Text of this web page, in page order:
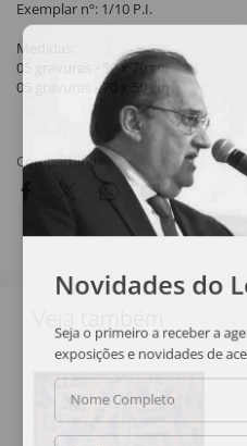
Exemplar nº: 1/10 P.I.
Medidas:
05 gravuras - 50 x 70 cm
05 gravuras - 70 x 50 cm
Compartilhar
Novidades do
Seja o primeiro a receber a
exposições e novidades de
Nome Completo